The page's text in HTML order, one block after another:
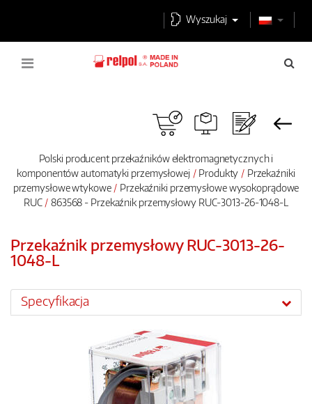
Wyszukaj
Polski producent przekaźników elektromagnetycznych i
komponentów automatyki przemysłowej
Produkty
Przekaźniki
przemysłowe wtykowe
Przekaźniki przemysłowe wysokoprądowe
RUC
863568 - Przekaźnik przemysłowy RUC-3013-26-1048-L
Przekaźnik przemysłowy RUC-3013-26-
1048-L
Specyfikacja